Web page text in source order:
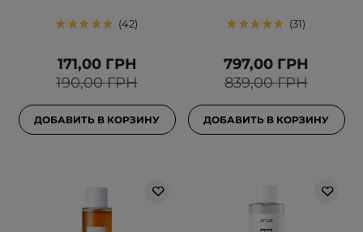
42
190,00 ГРН
171,00 ГРН
ДОБАВИТЬ В КОРЗИНУ
31
839,00 ГРН
797,00 ГРН
ДОБАВИТЬ В КОРЗИНУ